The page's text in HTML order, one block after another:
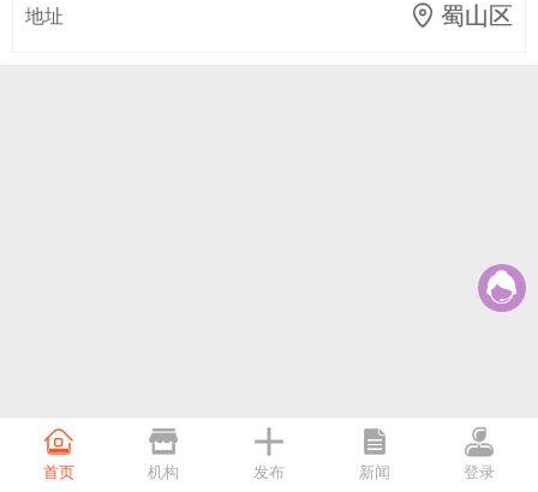
地址  蜀山区

首页

机构

发布

新闻

登录
